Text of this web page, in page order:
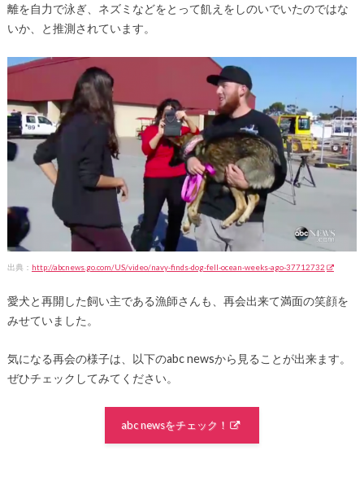
離を自力で泳ぎ、ネズミなどをとって飢えをしのいでいたのではな
いか、と推測されています。
出典： http://abcnews.go.com/US/video/navy-finds-dog-fell-ocean-weeks-ago-37712732
愛犬と再開した飼い主である漁師さんも、再会出来て満面の笑顔を
みせていました。
気になる再会の様子は、以下のabc newsから見ることが出来ます。
ぜひチェックしてみてください。
abc newsをチェック！